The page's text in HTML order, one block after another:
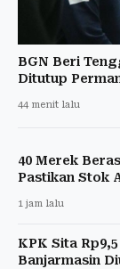
BGN Beri
Ditutup
44 menit lalu
40 Merek
Pastikan Stok
1 jam lalu
KPK Sita
Banjarmasin